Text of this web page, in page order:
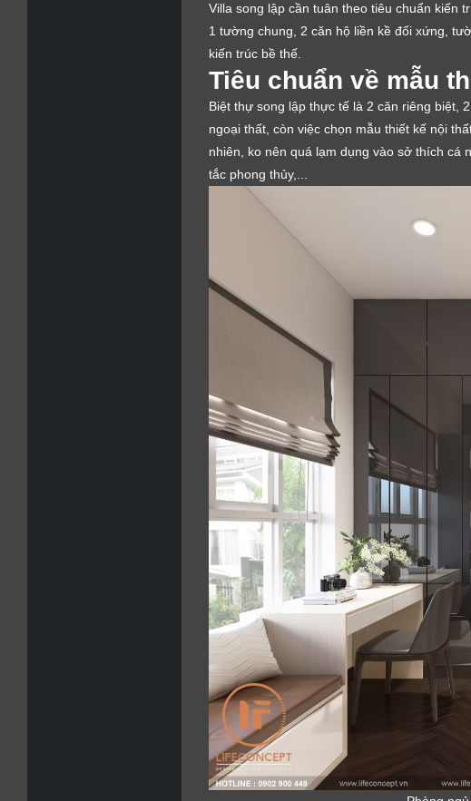
Villa song lập cần tuân theo tiêu chuẩn kiến
1 tường chung, 2 căn hộ liền kề đối xứng,
kiến trúc bề thế.
Tiêu chuẩn về mẫu
Biệt thự song lập thực tế là 2 căn riêng biệt,
ngoại thất, còn việc chọn mẫu thiết kế nội
nhiên, ko nên quá lạm dụng vào sở thích cá
tắc phong thủy,...